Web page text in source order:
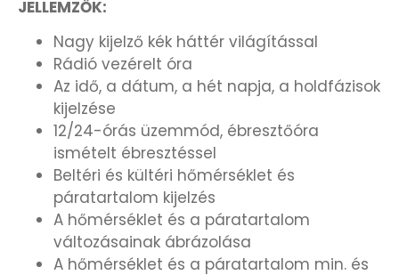
JELLEMZŐK:
Nagy kijelző kék háttér világítással
Rádió vezérelt óra
Az idő, a dátum, a hét napja, a holdfázisok
kijelzése
12/24-órás üzemmód, ébresztőóra
ismételt ébresztéssel
Beltéri és kültéri hőmérséklet és
páratartalom kijelzés
A hőmérséklet és a páratartalom
változásainak ábrázolása
A hőmérséklet és a páratartalom min. és
MÁRKÁS KARÓRA SZÍJAK
MASERATI
MORGAN
OKOSÓRA SZÍJAK
OKOSÓRÁK